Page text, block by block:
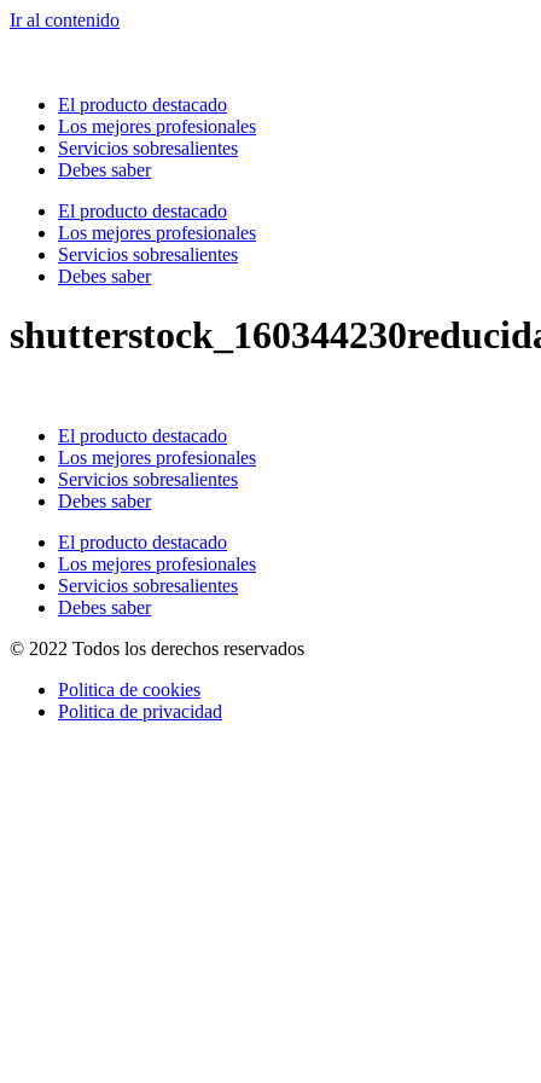
Ir al contenido
El producto destacado
Los mejores profesionales
Servicios sobresalientes
Debes saber
El producto destacado
Los mejores profesionales
Servicios sobresalientes
Debes saber
El producto destacado
Los mejores profesionales
Servicios sobresalientes
Debes saber
El producto destacado
Los mejores profesionales
Servicios sobresalientes
Debes saber
© 2022 Todos los derechos reservados
Politica de cookies
Politica de privacidad